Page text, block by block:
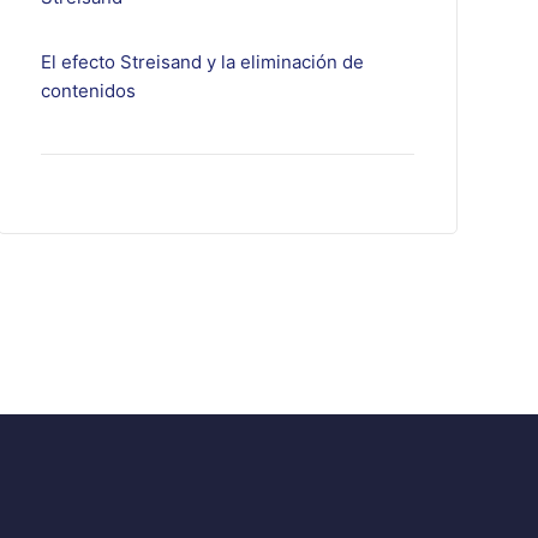
El efecto Streisand y la eliminación de
contenidos